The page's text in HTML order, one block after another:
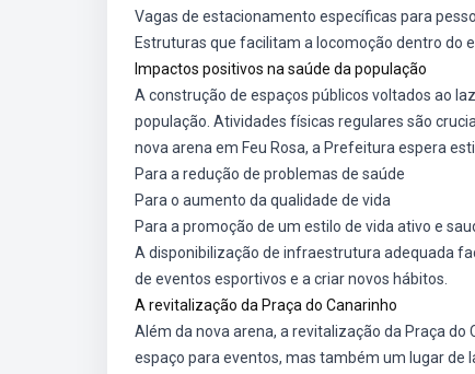
Vagas de estacionamento específicas para
Estruturas que facilitam a locomoção dentro do
Impactos positivos na saúde da população
A construção de espaços públicos voltados ao
população. Atividades físicas regulares são
nova arena em Feu Rosa, a Prefeitura espera
Para a redução de problemas de saúde
Para o aumento da qualidade de vida
Para a promoção de um estilo de vida ativo e
A disponibilização de infraestrutura adequada
de eventos esportivos e a criar novos hábitos.
A revitalização da Praça do Canarinho
Além da nova arena, a revitalização da Praça
espaço para eventos, mas também um lugar de